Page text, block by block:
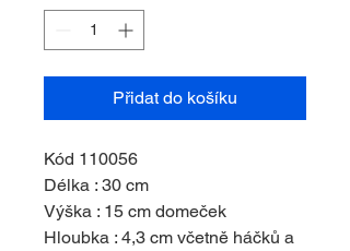
Přidat do košíku
Kód 110056
Délka : 30 cm
Výška : 15 cm domeček
Hloubka : 4,3 cm včetně háčků a